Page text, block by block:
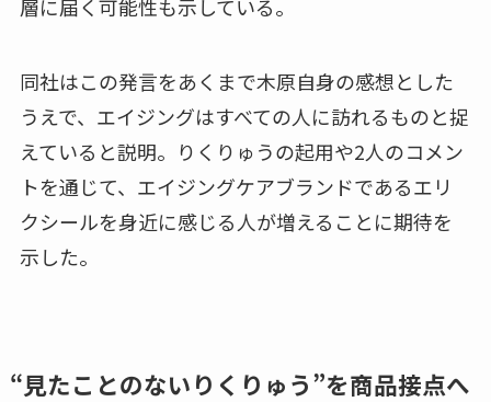
層に届く可能性も示している。
同社はこの発言をあくまで木原自身の感想とした
うえで、エイジングはすべての人に訪れるものと捉
えていると説明。りくりゅうの起用や2人のコメン
トを通じて、エイジングケアブランドであるエリ
クシールを身近に感じる人が増えることに期待を
示した。
“見たことのないりくりゅう”を商品接点へ